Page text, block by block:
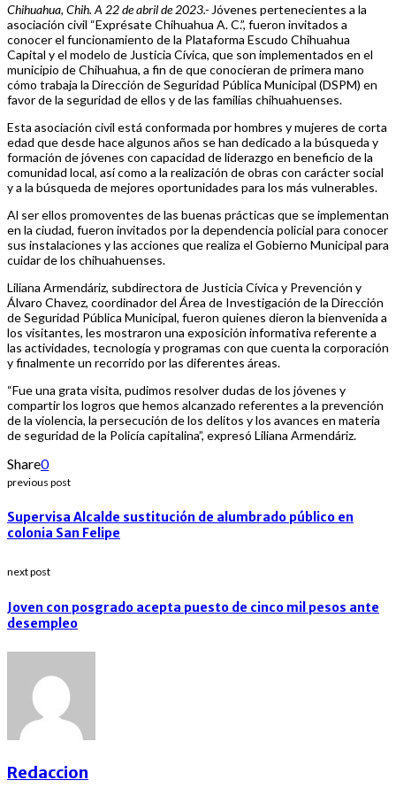
Chihuahua, Chih. A 22 de abril de 2023.- Jóvenes pertenecientes a la
asociación civil “Exprésate Chihuahua A. C.”, fueron invitados a
conocer el funcionamiento de la Plataforma Escudo Chihuahua
Capital y el modelo de Justicia Cívica, que son implementados en el
municipio de Chihuahua, a fin de que conocieran de primera mano
cómo trabaja la Dirección de Seguridad Pública Municipal (DSPM) en
favor de la seguridad de ellos y de las familias chihuahuenses.
Esta asociación civil está conformada por hombres y mujeres de corta
edad que desde hace algunos años se han dedicado a la búsqueda y
formación de jóvenes con capacidad de liderazgo en beneficio de la
comunidad local, así como a la realización de obras con carácter social
y a la búsqueda de mejores oportunidades para los más vulnerables.
Al ser ellos promoventes de las buenas prácticas que se implementan
en la ciudad, fueron invitados por la dependencia policial para conocer
sus instalaciones y las acciones que realiza el Gobierno Municipal para
cuidar de los chihuahuenses.
Liliana Armendáriz, subdirectora de Justicia Cívica y Prevención y
Álvaro Chavez, coordinador del Área de Investigación de la Dirección
de Seguridad Pública Municipal, fueron quienes dieron la bienvenida a
los visitantes, les mostraron una exposición informativa referente a
las actividades, tecnología y programas con que cuenta la corporación
y finalmente un recorrido por las diferentes áreas.
“Fue una grata visita, pudimos resolver dudas de los jóvenes y
compartir los logros que hemos alcanzado referentes a la prevención
de la violencia, la persecución de los delitos y los avances en materia
de seguridad de la Policía capitalina”, expresó Liliana Armendáriz.
Share0
previous post
Supervisa Alcalde sustitución de alumbrado público en
colonia San Felipe
next post
Joven con posgrado acepta puesto de cinco mil pesos ante
desempleo
Redaccion